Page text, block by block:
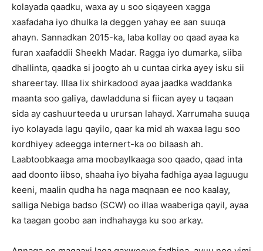
kolayada qaadku, waxa ay u soo siqayeen xagga
xaafadaha iyo dhulka la deggen yahay ee aan suuqa
ahayn. Sannadkan 2015-ka, laba kollay oo qaad ayaa ka
furan xaafaddii Sheekh Madar. Ragga iyo dumarka, siiba
dhallinta, qaadka si joogto ah u cuntaa cirka ayey isku sii
shareertay. Illaa lix shirkadood ayaa jaadka waddanka
maanta soo galiya, dawladduna si fiican ayey u taqaan
sida ay cashuurteeda u urursan lahayd. Xarrumaha suuqa
iyo kolayada lagu qayilo, qaar ka mid ah waxaa lagu soo
kordhiyey adeegga internert-ka oo bilaash ah.
Laabtoobkaaga ama moobaylkaaga soo qaado, qaad inta
aad doonto iibso, shaaha iyo biyaha fadhiga ayaa laguugu
keeni, maalin qudha ha naga maqnaan ee noo kaalay,
salliga Nebiga badso (SCW) oo illaa waaberiga qayil, ayaa
ka taagan goobo aan indhahayga ku soo arkay.